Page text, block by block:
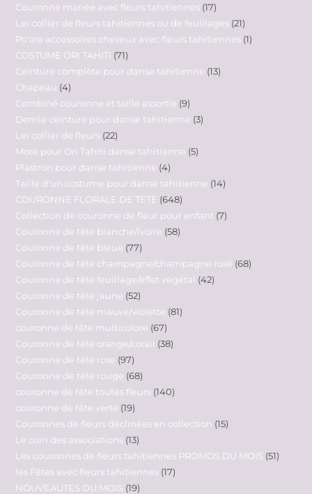
Couronne mariée avec fleurs tahitiennes 17
Lei collier de fleurs tahitiennes ou de feuillages 21
Po'ara accessoires cheveux avec fleurs tahitiennes 1
COSTUME ORI TAHITI
71
Ceinture complète pour danse tahitienne 13
Chapeau 4
Combiné couronne et taille assortie 9
Demie ceinture pour danse tahitienne 3
Lei collier de fleurs 22
More pour Ori Tahiti danse tahitienne 5
Plastron pour danse tahitienne 4
Taille d'un costume pour danse tahitienne 14
COURONNE FLORALE DE TETE 648
Collection de couronne de fleur pour enfant 7
Couronne de tête blanche/ivoire 58
Couronne de tête bleue 77
Couronne de tête champagne/champagne rosé 68
Couronne de tête feuillage/effet végétal 42
Couronne de tête jaune 52
Couronne de tête mauve/violette 81
couronne de tête multicolore 67
Couronne de tête orange/corail 38
Couronne de tête rose 97
Couronne de tête rouge 68
couronne de tête toutes fleurs 140
couronne de tête verte 19
Couronnes de fleurs déclinées en collection 15
Le coin des associations 13
Les couronnes de fleurs tahitiennes PROMOS DU MOIS 51
les Fêtes avec fleurs tahitiennes 17
NOUVEAUTES DU MOIS 19